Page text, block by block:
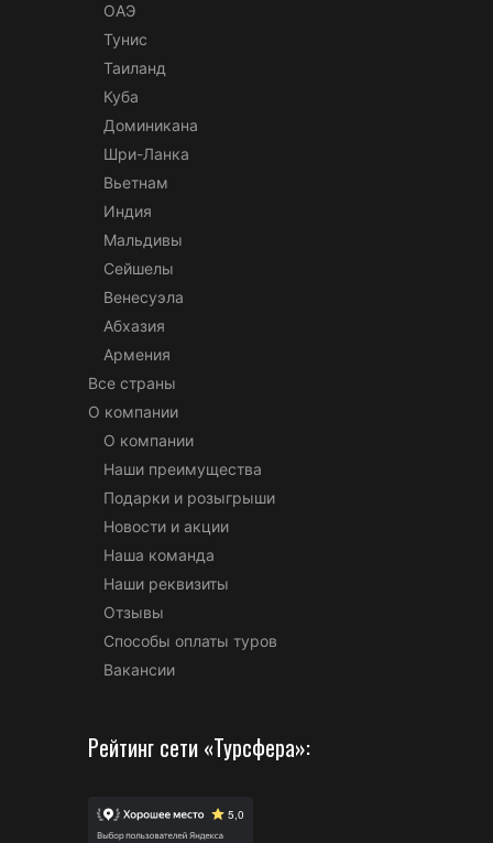
ОАЭ
Тунис
Таиланд
Куба
Доминикана
Шри-Ланка
Вьетнам
Индия
Мальдивы
Сейшелы
Венесуэла
Абхазия
Армения
Все страны
О компании
О компании
Наши преимущества
Подарки и розыгрыши
Новости и акции
Наша команда
Наши реквизиты
Отзывы
Способы оплаты туров
Вакансии
Рейтинг сети «Турсфера»: